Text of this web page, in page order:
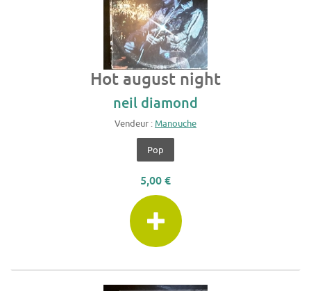
Hot august night
neil diamond
Vendeur : Manouche
Pop
5,00 €